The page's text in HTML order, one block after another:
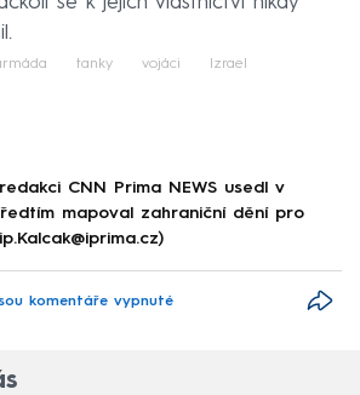
tanky vojáci Izrael
CNN Prima NEWS usedl v
mapoval zahraniční dění pro
komentáře vypnuté